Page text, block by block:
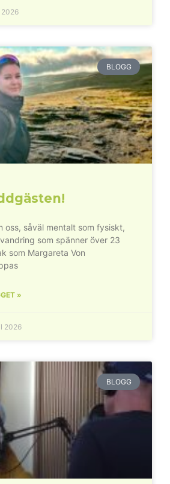
2026
BLOGG
oss, såväl mentalt som fysiskt,
som spänner över 23
som Margareta Von
»
2026
BLOGG